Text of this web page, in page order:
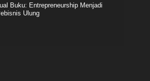
Buku: Entrepreneurship Menjadi
Ulung